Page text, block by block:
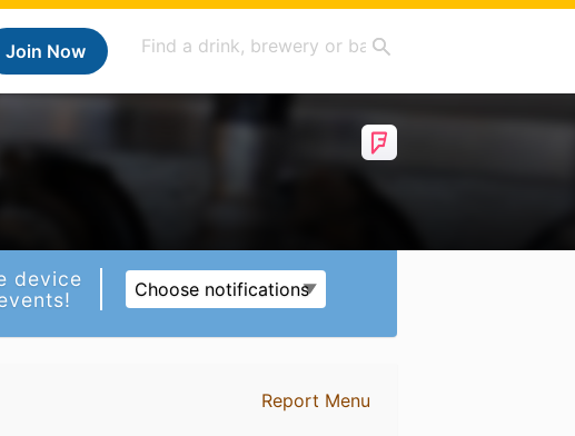
Join Now
device
Choose notifications
Report Menu